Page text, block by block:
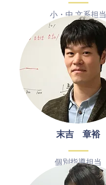
小・中,文系担当
末吉 章裕
個別指導担当